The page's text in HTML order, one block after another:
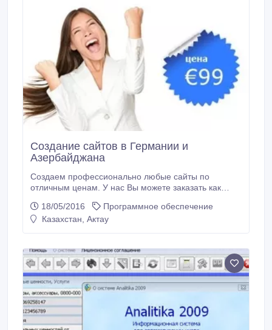
Создание сайтов в Германии и
Азербайджана
Создаем профессионально любые сайты по
отличным ценам. У нас Вы можете заказать как
проекты. Качественное продвижение. Цены от 99
евро. www.peacedata.de.
18/05/2016
Программное обеспечение
Казахстан, Актау